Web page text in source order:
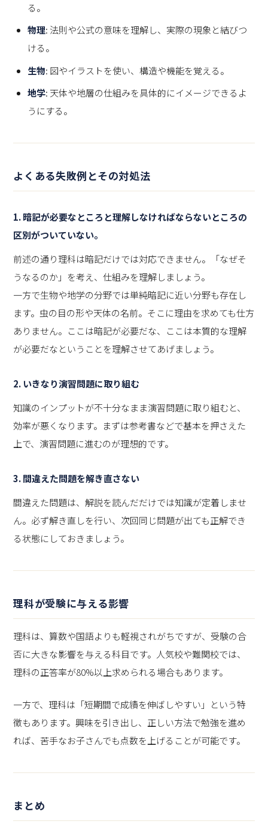
る。
物理: 法則や公式の意味を理解し、実際の現象と結びつ
ける。
生物: 図やイラストを使い、構造や機能を覚える。
地学: 天体や地層の仕組みを具体的にイメージできるよ
うにする。
よくある失敗例とその対処法
1.暗記が必要なところと理解しなければならないところの
区別がついていない。
前述の通り理科は暗記だけでは対応できません。「なぜそ
うなるのか」を考え、仕組みを理解しましょう。
一方で生物や地学の分野では単純暗記に近い分野も存在し
ます。虫の目の形や天体の名前。そこに理由を求めても仕方
ありません。ここは暗記が必要だな、ここは本質的な理解
が必要だなということを理解させてあげましょう。
2. いきなり演習問題に取り組む
知識のインプットが不十分なまま演習問題に取り組むと、
効率が悪くなります。まずは参考書などで基本を押さえた
上で、演習問題に進むのが理想的です。
3.間違えた問題を解き直さない
間違えた問題は、解説を読んだだけでは知識が定着しませ
ん。必ず解き直しを行い、次回同じ問題が出ても正解でき
る状態にしておきましょう。
理科が受験に与える影響
理科は、算数や国語よりも軽視されがちですが、受験の合
否に大きな影響を与える科目です。人気校や難関校では、
理科の正答率が80%以上求められる場合もあります。
一方で、理科は「短期間で成績を伸ばしやすい」という特
徴もあります。興味を引き出し、正しい方法で勉強を進め
れば、苦手なお子さんでも点数を上げることが可能です。
まとめ